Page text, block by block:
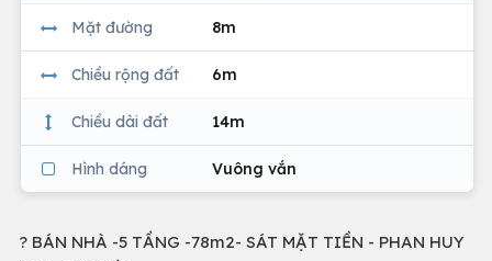
Mặt đường 8m
Chiều rộng đất 6m
Chiều dài đất 14m
Hình dáng Vuông vắn
? BÁN NHÀ -5 TẦNG -78m2- SÁT MẶT TIỀN - PHAN HUY